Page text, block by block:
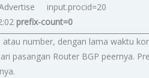
input.procid=20
prefix-count=0
number, dengan lama waktu
pasangan Router BGP peernya.